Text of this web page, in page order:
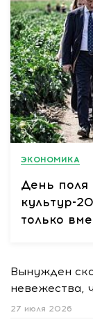
ЭКОНОМИКА
День
культур-
только
Вынужден
невежества,
27 июля 2026